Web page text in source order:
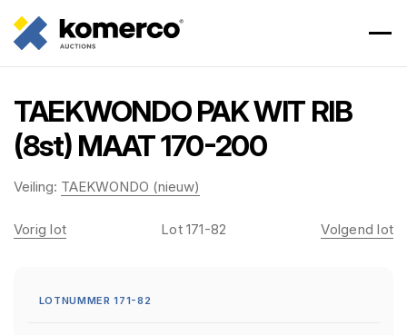
TAEKWONDO PAK WIT RIB
(8st) MAAT 170-200
Veiling: TAEKWONDO (nieuw)
Vorig lot Lot 171-82 Volgend lot
LOTNUMMER 171-82